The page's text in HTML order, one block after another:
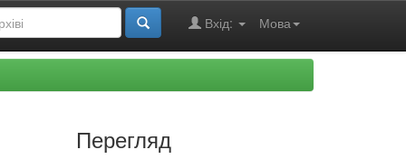
Мова
Вхід:
Перегляд